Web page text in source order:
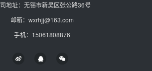
地址：无锡市新吴区张公路36号
邮箱：wxrhjj@163.com
手机：15061808876